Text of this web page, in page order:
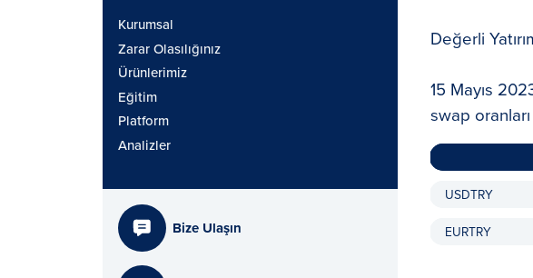
Kurumsal
Zarar Olasılığınız
Ürünlerimiz
Eğitim
Platform
Analizler
Bize Ulaşın
Değerli
15 Mayıs
swap
USDTRY
EURTRY